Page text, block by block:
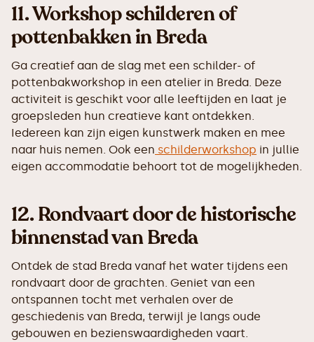
11.Workshop schilderen of
pottenbakken in Breda
Ga creatief aan de slag met een schilder- of
pottenbakworkshop in een atelier in Breda. Deze
activiteit is geschikt voor alle leeftijden en laat je
groepsleden hun creatieve kant ontdekken.
Iedereen kan zijn eigen kunstwerk maken en mee
naar huis nemen. Ook een schilderworkshop in jullie
eigen accommodatie behoort tot de mogelijkheden.
12.Rondvaart door de historische
binnenstad van Breda
Ontdek de stad Breda vanaf het water tijdens een
rondvaart door de grachten. Geniet van een
ontspannen tocht met verhalen over de
geschiedenis van Breda, terwijl je langs oude
gebouwen en bezienswaardigheden vaart.